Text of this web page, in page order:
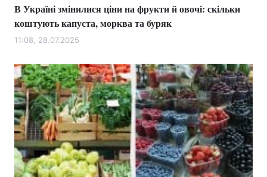
В Україні змінилися ціни на фрукти й овочі: скільки
коштують капуста, морква та буряк
11:08, 28.07.2025